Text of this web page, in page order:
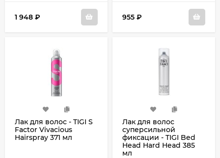
1 948 ₽ 955 ₽
Лак для волос - TIGI S
Factor Vivacious
Hairspray 371 мл
Лак для волос
суперсильной
фиксации - TIGI Bed
Head Hard Head 385
мл